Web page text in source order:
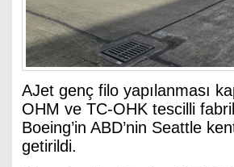
AJet genç filo yapılanması
OHM ve TC-OHK tescilli
Boeing’in ABD’nin Seattle
getirildi.